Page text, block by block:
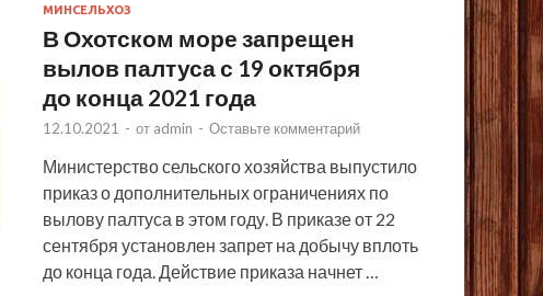
МИНСЕЛЬХОЗ
В Охотском море запрещен
вылов палтуса с 19 октября
до конца 2021 года
12.10.2021 - от admin - Оставьте комментарий
Министерство сельского хозяйства выпустило
приказ о дополнительных ограничениях по
вылову палтуса в этом году. В приказе от 22
сентября установлен запрет на добычу вплоть
до конца года. Действие приказа начнет …